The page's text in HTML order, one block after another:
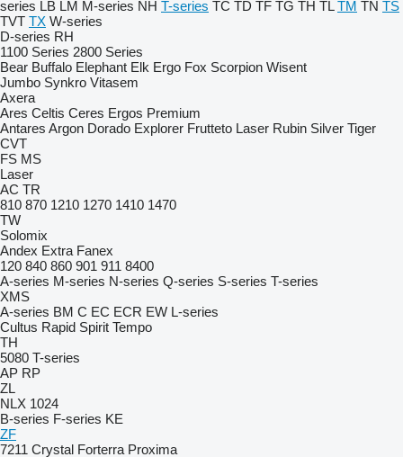
series LB LM M-series NH T-series TC TD TF TG TH TL TM TN TS
TVT TX W-series
D-series RH
1100 Series 2800 Series
Bear Buffalo Elephant Elk Ergo Fox Scorpion Wisent
Jumbo Synkro Vitasem
Axera
Ares Celtis Ceres Ergos Premium
Antares Argon Dorado Explorer Frutteto Laser Rubin Silver Tiger
CVT
FS MS
Laser
AC TR
810 870 1210 1270 1410 1470
TW
Solomix
Andex Extra Fanex
120 840 860 901 911 8400
A-series M-series N-series Q-series S-series T-series
XMS
A-series BM C EC ECR EW L-series
Cultus Rapid Spirit Tempo
TH
5080 T-series
AP RP
ZL
NLX 1024
B-series F-series KE
ZF
7211 Crystal Forterra Proxima